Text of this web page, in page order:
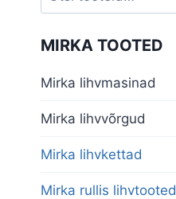
MIRKA TOOTED
Mirka lihvmasinad
Mirka lihvvõrgud
Mirka lihvkettad
Mirka rullis lihvtooted